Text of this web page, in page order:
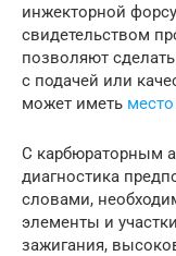
инжекторной
свидетельством
позволяют
с подачей или
может иметь
С карбюраторным
диагностика
словами,
элементы и
зажигания,